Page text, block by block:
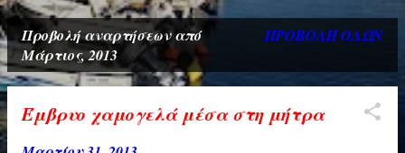
Α
ν
α
Προβολή αναρτήσεων από
Μάρτιος, 2013
ΠΡΟΒΟΛΉ ΌΛΩΝ
Έμβρυο χαμογελά μέσα στη μήτρα